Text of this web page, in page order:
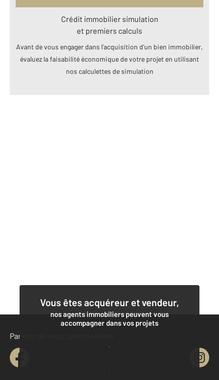
Crédit immobilier simulation
et premiers calculs
Avant de vous engager dans l’acquisition d’un bien immobilier,
évaluez la faisabilité économique de votre projet en utilisant
nos calculettes de simulation
Vous êtes acquéreur et vendeur,
nos agents immobiliers peuvent vous
accompagner dans vos projets
Contacter l'agence
Demander une estimation
Parlons de vous, parlons biens